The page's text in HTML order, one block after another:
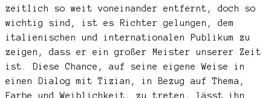
zeitlich so weit voneinander entfernt, doch so
wichtig sind, ist es Richter gelungen, dem
italienischen und internationalen Publikum zu
zeigen, dass er ein großer Meister unserer Zeit
ist. Diese Chance, auf seine eigene Weise in
einen Dialog mit Tizian, in Bezug auf Thema,
Farbe und Weiblichkeit, zu treten, lässt ihn